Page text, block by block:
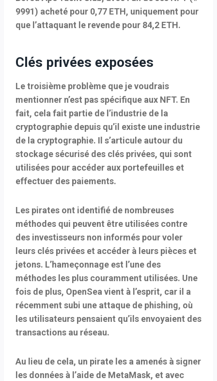
9991) acheté pour 0,77 ETH, uniquement pour
que l’attaquant le revende pour 84,2 ETH.
Clés privées exposées
Le troisième problème que je voudrais
mentionner n’est pas spécifique aux NFT. En
fait, cela fait partie de l’industrie de la
cryptographie depuis qu’il existe une industrie
de la cryptographie. Il s’articule autour du
stockage sécurisé des clés privées, qui sont
utilisées pour accéder aux portefeuilles et
effectuer des paiements.
Les pirates ont identifié de nombreuses
méthodes qui peuvent être utilisées contre
des investisseurs non informés pour voler
leurs clés privées et accéder à leurs pièces et
jetons. L’hameçonnage est l’une des
méthodes les plus couramment utilisées. Une
fois de plus, OpenSea vient à l’esprit, car il a
récemment subi une attaque de phishing, où
les utilisateurs pensaient qu’ils envoyaient des
transactions au réseau.
Au lieu de cela, un pirate les a amenés à signer
les données à l’aide de MetaMask, et avec